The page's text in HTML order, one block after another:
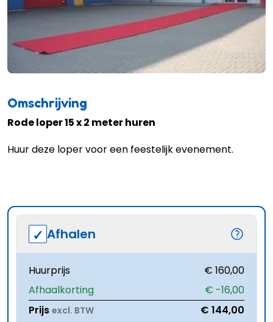
Omschrijving
Rode loper 15 x 2 meter huren
Huur deze loper voor een feestelijk evenement.
Afhalen
Huurprijs
€ 160,00
Afhaalkorting
€ -16,00
Prijs excl. BTW
€ 144,00